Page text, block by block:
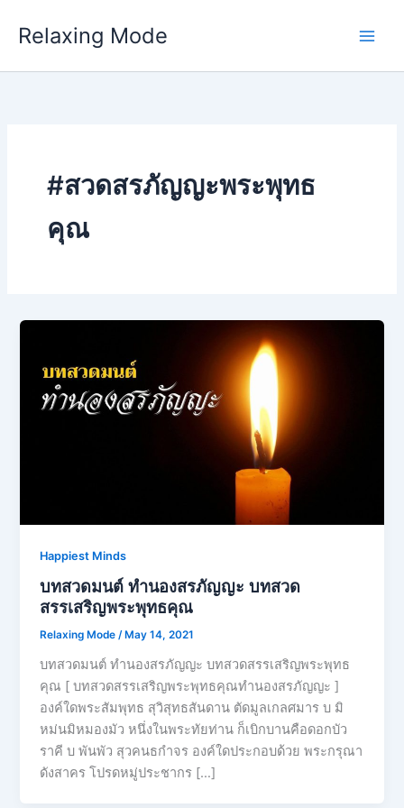
Relaxing Mode
#สวดสรภัญญะพระพุทธ
คุณ
Happiest Minds
บทสวดมนต์ ทำนองสรภัญญะ บทสวด
สรรเสริญพระพุทธคุณ
Relaxing Mode/ May 14, 2021
บทสวดมนต์ ทำนองสรภัญญะ บทสวดสรรเสริญพระพุทธ
คุณ [ บทสวดสรรเสริญพระพุทธคุณทำนองสรภัญญะ ]
องค์ใดพระสัมพุทธ สุวิสุทธสันดาน ตัดมูลเกลศมาร บ มิ
หม่นมิหมองมัว หนึ่งในพระทัยท่าน ก็เบิกบานคือดอกบัว
ราคี บ พันพัว สุวคนธกำจร องค์ใดประกอบด้วย พระกรุณา
ดังสาคร โปรดหมู่ประชากร […]